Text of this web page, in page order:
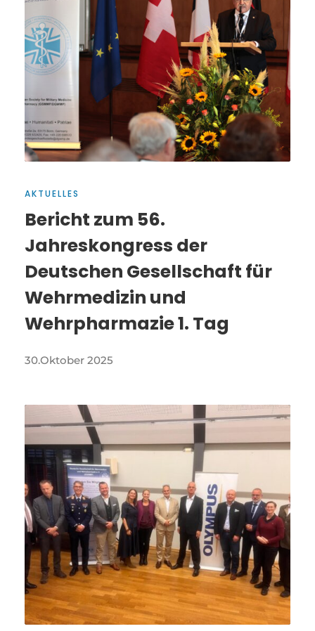
AKTUELLES
Bericht zum 56.
Jahreskongress der
Deutschen Gesellschaft für
Wehrmedizin und
Wehrpharmazie 1. Tag
30.Oktober 2025